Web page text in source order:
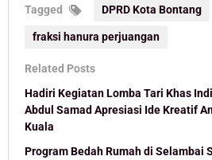
Tagged DPRD Kota Bontang
fraksi hanura perjuangan
Related Posts
Hadiri Kegiatan Lomba Tari Khas
Abdul Samad Apresiasi Ide Kreatif
Kuala
Program Bedah Rumah di Selambai